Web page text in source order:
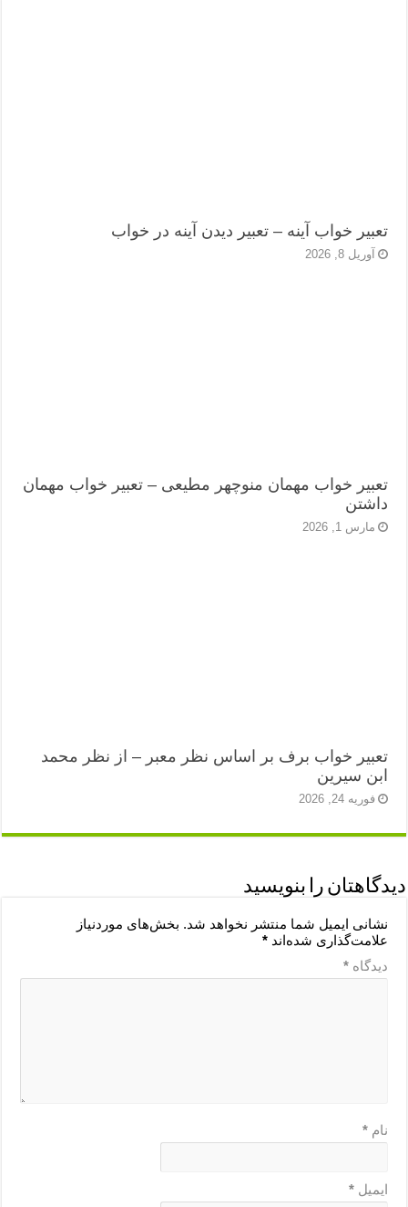
تعبیر خواب آینه – تعبیر دیدن آینه در خواب
آوریل 8, 2026
تعبیر خواب مهمان منوچهر مطیعی – تعبیر خواب مهمان
داشتن
مارس 1, 2026
تعبیر خواب برف بر اساس نظر معبر – از نظر محمد
ابن سیرین
فوریه 24, 2026
دیدگاهتان را بنویسید
نشانی ایمیل شما منتشر نخواهد شد. بخش‌های موردنیاز
علامت‌گذاری شده‌اند*
دیدگاه*
نام*
ایمیل*